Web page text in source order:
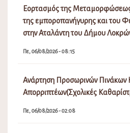
Εορτασμός της
της εμποροπανήγυρης και του
στην Αταλάντη του Δήμου
Πε, 06/08/2026 - 08:15
Ανάρτηση Προσωρινών Πινάκων
Απορριπτέων(Σχολικές
Πε, 06/08/2026 - 02:08